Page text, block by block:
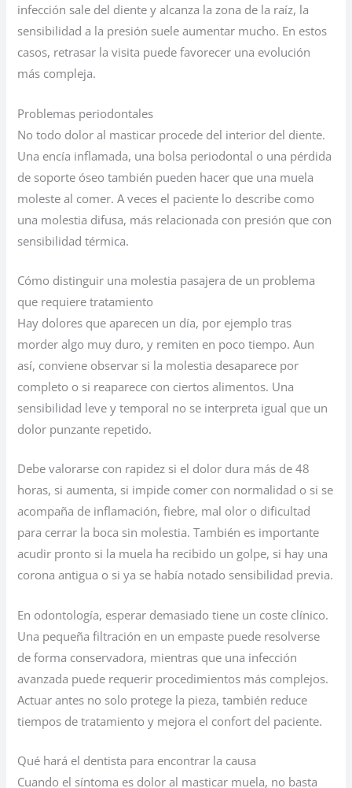
infección sale del diente y alcanza la zona de la raíz, la
sensibilidad a la presión suele aumentar mucho. En estos
casos, retrasar la visita puede favorecer una evolución
más compleja.
Problemas periodontales
No todo dolor al masticar procede del interior del diente.
Una encía inflamada, una bolsa periodontal o una pérdida
de soporte óseo también pueden hacer que una muela
moleste al comer. A veces el paciente lo describe como
una molestia difusa, más relacionada con presión que con
sensibilidad térmica.
Cómo distinguir una molestia pasajera de un problema
que requiere tratamiento
Hay dolores que aparecen un día, por ejemplo tras
morder algo muy duro, y remiten en poco tiempo. Aun
así, conviene observar si la molestia desaparece por
completo o si reaparece con ciertos alimentos. Una
sensibilidad leve y temporal no se interpreta igual que un
dolor punzante repetido.
Debe valorarse con rapidez si el dolor dura más de 48
horas, si aumenta, si impide comer con normalidad o si se
acompaña de inflamación, fiebre, mal olor o dificultad
para cerrar la boca sin molestia. También es importante
acudir pronto si la muela ha recibido un golpe, si hay una
corona antigua o si ya se había notado sensibilidad previa.
En odontología, esperar demasiado tiene un coste clínico.
Una pequeña filtración en un empaste puede resolverse
de forma conservadora, mientras que una infección
avanzada puede requerir procedimientos más complejos.
Actuar antes no solo protege la pieza, también reduce
tiempos de tratamiento y mejora el confort del paciente.
Qué hará el dentista para encontrar la causa
Cuando el síntoma es dolor al masticar muela, no basta